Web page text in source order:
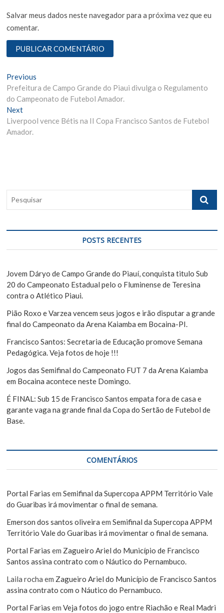
Salvar meus dados neste navegador para a próxima vez que eu
comentar.
N
a
v
e
ã
o
P
o
s
t
Previous
r
e
i
t
:
Prefeitura de Campo Grande do Piaui divulga o Regulamento
do Campeonato de Futebol Amador.
Next
e
x
:
Liverpool vence Bétis na II Copa Francisco Santos de Futebol
Amador.
q
i
a
r
POSTS RECENTES
Jovem Dáryo de Campo Grande do Piauí, conquista titulo Sub
20 do Campeonato Estadual pelo o Fluminense de Teresina
contra o Atlético Piaui.
Pião Roxo e Varzea vencem seus jogos e irão disputar a grande
final do Campeonato da Arena Kaiamba em Bocaina-PI.
Francisco Santos: Secretaria de Educação promove Semana
Pedagógica. Veja fotos de hoje !!!
Jogos das Semifinal do Campeonato FUT 7 da Arena Kaiamba
em Bocaina acontece neste Domingo.
É FINAL: Sub 15 de Francisco Santos empata fora de casa e
garante vaga na grande final da Copa do Sertão de Futebol de
Base.
COMENTÁRIOS
Portal Farias emSemifinal da Supercopa APPM Território Vale
do Guaribas irá movimentar o final de semana.
Emerson dos santos oliveira emSemifinal da Supercopa APPM
Território Vale do Guaribas irá movimentar o final de semana.
Portal Farias em Zagueiro Ariel do Município de Francisco
Santos assina contrato com o Náutico do Pernambuco.
Laila rocha em Zagueiro Ariel do Município de Francisco Santos
assina contrato com o Náutico do Pernambuco.
Portal Farias emVeja fotos do jogo entre Riachão e Real Madri